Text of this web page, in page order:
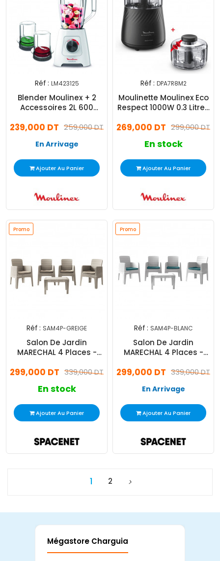
Réf : LM423125
Blender Moulinex + 2
Accessoires 2L 600
(LM423125)259,000 DT
239,000 DT
En Arrivage
Ajouter Au Panier
Réf : DPA7R8M2
Moulinette Moulinex Eco
Respect 1000W 0.3 Litres
299,000 DT
269,000 DT
En stock
Ajouter Au Panier
Promo
Réf : SAM4P-GREIGE
Salon De Jardin
MARECHAL 4 Places -
339,000 DT
299,000 DT
En stock
Ajouter Au Panier
Promo
Réf : SAM4P-BLANC
Salon De Jardin
MARECHAL 4 Places -
339,000 DT
299,000 DT
En Arrivage
Ajouter Au Panier
1 2
Mégastore Charguia